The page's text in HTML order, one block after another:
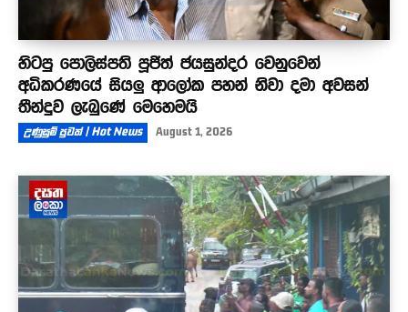
හිටපු පොලිස්පති පූජිත් ජයසුන්දර වෙනුවෙන්
අධිකරණයේ සියලු ආලෝක පහන් නිවා දමා අවසන්
තීන්දුව ලැබුණේ මෙහෙමයි
උණුසුම් පුවත් | Hot News August 1, 2026